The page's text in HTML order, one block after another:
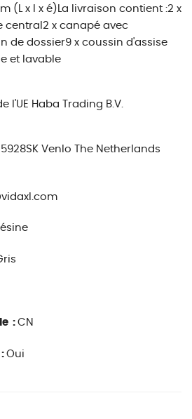
(L x l x é)La livraison contient :2 x
central2 x canapé avec
de dossier9 x coussin d'assise
et lavable
l'UE Haba Trading B.V.
Venlo The Netherlands
: CN
Oui